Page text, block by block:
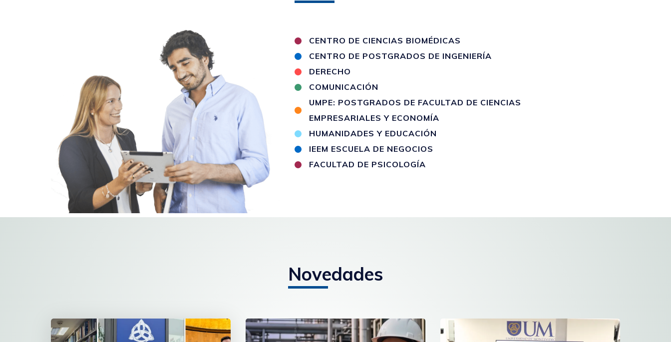
CENTRO DE CIENCIAS BIOMÉDICAS
CENTRO DE POSTGRADOS DE INGENIERÍA
DERECHO
COMUNICACIÓN
UMPE: POSTGRADOS DE FACULTAD DE CIENCIAS
EMPRESARIALES Y ECONOMÍA
HUMANIDADES Y EDUCACIÓN
IEEM ESCUELA DE NEGOCIOS
FACULTAD DE PSICOLOGÍA
Novedades